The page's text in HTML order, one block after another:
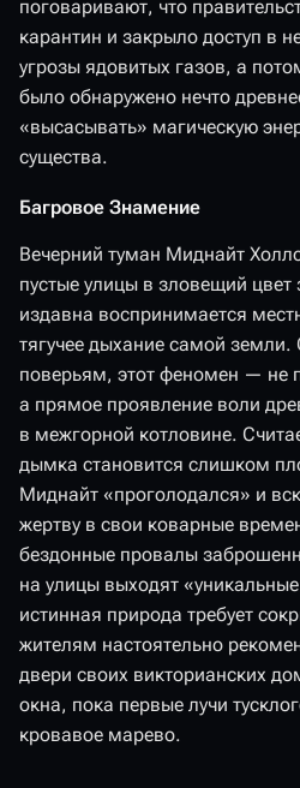
поговаривают, что
карантин и закрыло доступ в
угрозы ядовитых газов, а
было обнаружено нечто
«высасывать» магическую
существа.
Багровое Знамение
Вечерний туман Миднайт
пустые улицы в зловещий цвет
издавна воспринимается
тягучее дыхание самой
поверьям, этот феномен — не
а прямое проявление воли
в межгорной котловине.
дымка становится слишком
Миднайт «проголодался» и
жертву в свои коварные
бездонные провалы
на улицы выходят
истинная природа требует
жителям настоятельно
двери своих викторианских
окна, пока первые лучи
кровавое марево.